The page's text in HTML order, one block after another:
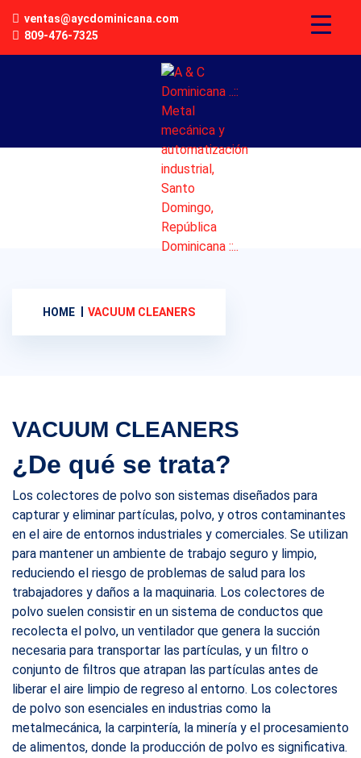
ventas@aycdominicana.com
809-476-7325
HOME VACUUM CLEANERS
VACUUM CLEANERS
¿De qué se trata?
Los colectores de polvo son sistemas diseñados para
capturar y eliminar partículas, polvo, y otros contaminantes
en el aire de entornos industriales y comerciales. Se utilizan
para mantener un ambiente de trabajo seguro y limpio,
reduciendo el riesgo de problemas de salud para los
trabajadores y daños a la maquinaria. Los colectores de
polvo suelen consistir en un sistema de conductos que
recolecta el polvo, un ventilador que genera la succión
necesaria para transportar las partículas, y un filtro o
conjunto de filtros que atrapan las partículas antes de
liberar el aire limpio de regreso al entorno. Los colectores
de polvo son esenciales en industrias como la
metalmecánica, la carpintería, la minería y el procesamiento
de alimentos, donde la producción de polvo es significativa.